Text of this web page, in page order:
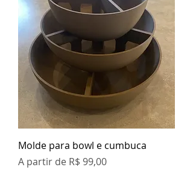
Molde para bowl e cumbuca
A partir de R$ 99,00
Preço promocional